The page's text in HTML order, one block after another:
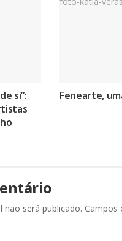
si”:
Fenearte,
não será publicado. Campos